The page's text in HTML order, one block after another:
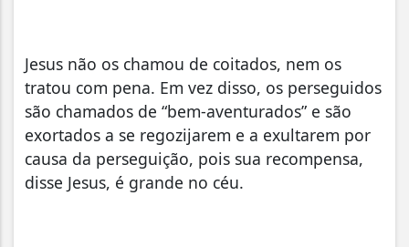
Jesus não os chamou de coitados, nem os
tratou com pena. Em vez disso, os perseguidos
são chamados de “bem-aventurados” e são
exortados a se regozijarem e a exultarem por
causa da perseguição, pois sua recompensa,
disse Jesus, é grande no céu.